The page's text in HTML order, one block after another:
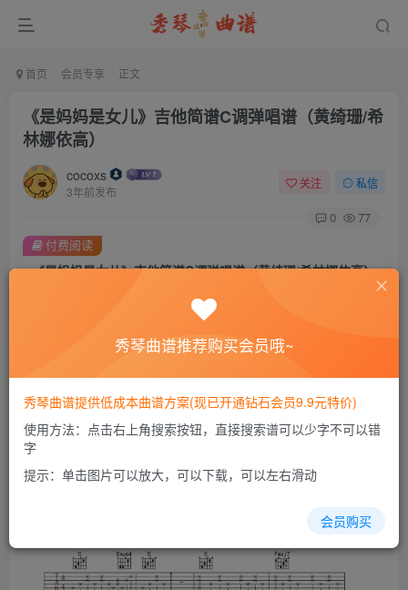
首页 会员专享 正文
《是妈妈是女儿》吉他简谱C调弹唱谱（黄绮珊/希
林娜依高）
cocoxs
3年前发布
关注 私信
0 77
《是妈妈是女儿》吉他简谱C调弹唱谱（黄绮珊/希林娜依高）
会员专属资源
免费
您暂无购买权限，请先开通会员
开通会员
付费阅读
秀琴曲谱推荐购买会员哦~
秀琴曲谱提供低成本曲谱方案(现已开通钻石会员9.9元特价)
使用方法：点击右上角搜索按钮，直接搜索谱可以少字不可以错
字
提示：单击图片可以放大，可以下载，可以左右滑动
会员购买